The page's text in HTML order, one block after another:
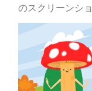
のスクリーンシ